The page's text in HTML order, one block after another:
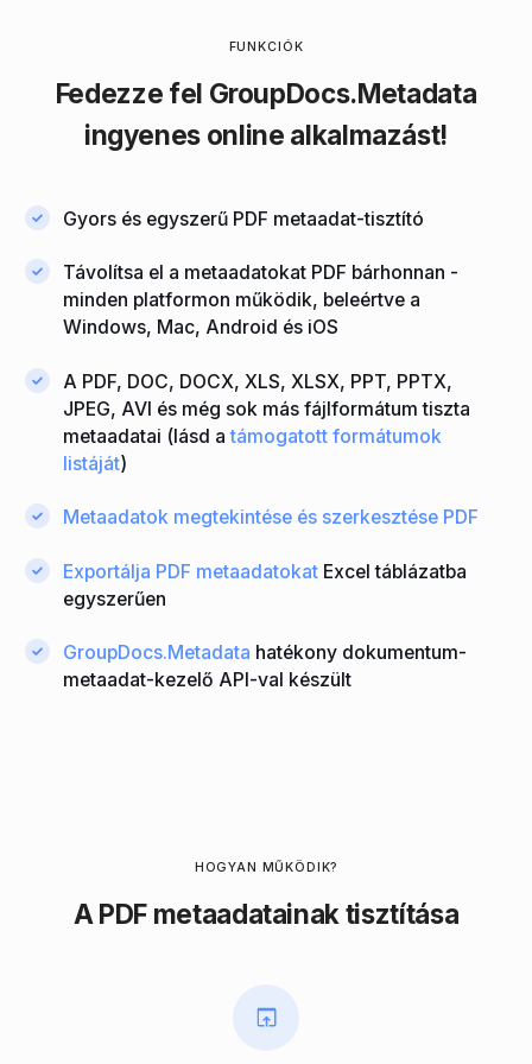
FUNKCIÓK
Fedezze fel GroupDocs.Metadata
ingyenes online alkalmazást!
Gyors és egyszerű PDF metaadat-tisztító
Távolítsa el a metaadatokat PDF bárhonnan -
minden platformon működik, beleértve a
Windows, Mac, Android és iOS
A PDF, DOC, DOCX, XLS, XLSX, PPT, PPTX,
JPEG, AVI és még sok más fájlformátum tiszta
metaadatai (lásd atámogatott formátumok
listáját)
Metaadatok megtekintése és szerkesztése PDF
Exportálja PDF metaadatokat Excel táblázatba
egyszerűen
GroupDocs.Metadata hatékony dokumentum-
metaadat-kezelő API-val készült
HOGYAN MŰKÖDIK?
A PDF metaadatainak tisztítása